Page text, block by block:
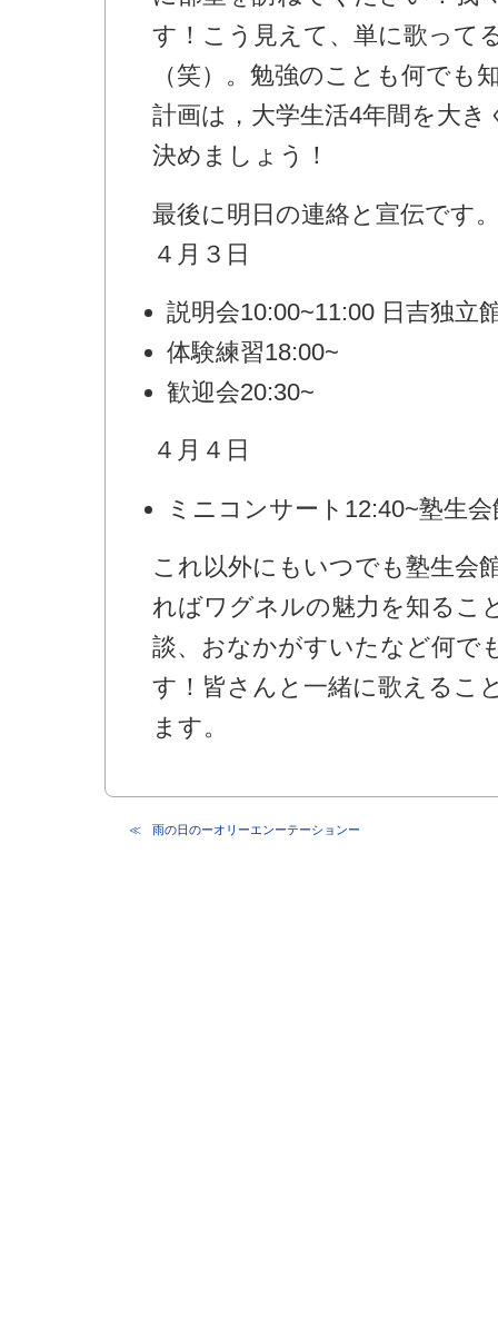
す！こう見えて、単に歌って
（笑）。勉強のことも何でも
計画は，大学生活4年間を大
決めましょう！
最後に明日の連絡と宣伝です
４月３日
説明会10:00~11:00 日吉独立
体験練習18:00~
歓迎会20:30~
４月４日
ミニコンサート12:40~塾生
これ以外にもいつでも塾生会
ればワグネルの魅力を知るこ
談、おなかがすいたなど何で
す！皆さんと一緒に歌えるこ
ます。
雨の日のーオリーエンーテーションー